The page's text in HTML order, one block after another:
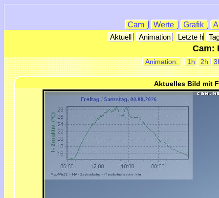
Cam Werte Grafik
Aktuell
Animation Letzte h
Cam:
Animation: 1h 2h
Aktuelles Bild mit